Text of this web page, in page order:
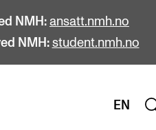
NMH: ansatt.nmh.no
NMH: student.nmh.no
EN